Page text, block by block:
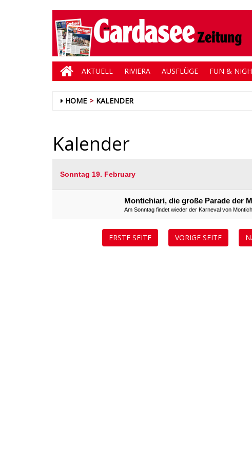
AKTUELL RIVIERA AUSFLÜGE FUN &
HOME KALENDER
Kalender
Sonntag 19. February
Montichiari, die große Parade der
Am Sonntag findet wieder der Karneval von
ERSTE SEITE VORIGE SEITE